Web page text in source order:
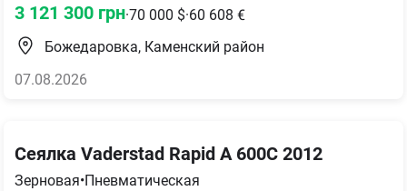
3 121 300 грн·70 000 $·60 608 €
Божедаровка, Каменский район
07.08.2026
Сеялка Vaderstad Rapid A 600C 2012
Зерновая•Пневматическая